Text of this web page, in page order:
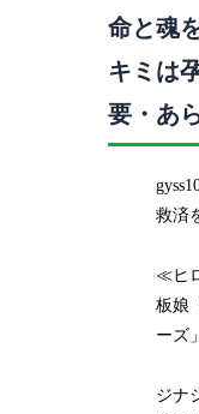
命と魂
キミは
要・あ
救済
≪ヒ
板娘
ーズ
ジナ